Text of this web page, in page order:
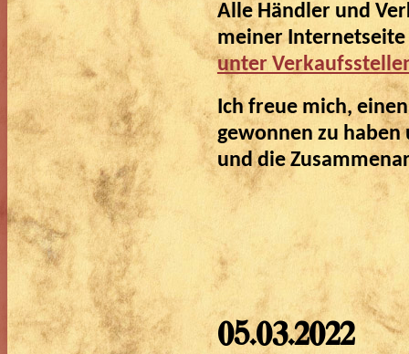
Alle Händler und
meiner Internetseite
unter
Ich freue mich,
gewonnen zu
und die
05.03.2022